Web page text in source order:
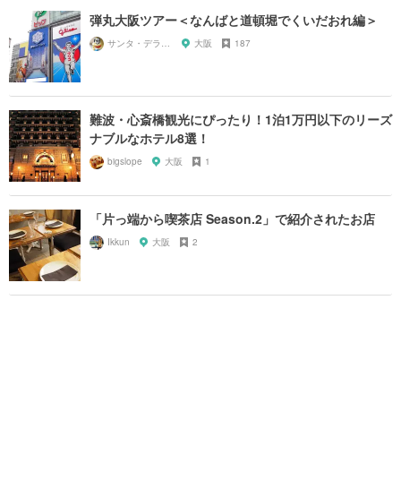
弾丸大阪ツアー＜なんばと道頓堀でくいだおれ編＞
サンタ・デラックス 大阪 187
難波・心斎橋観光にぴったり！1泊1万円以下のリーズ
ナブルなホテル8選！
bigslope 大阪 1
「片っ端から喫茶店 Season.2」で紹介されたお店
Ikkun 大阪 2